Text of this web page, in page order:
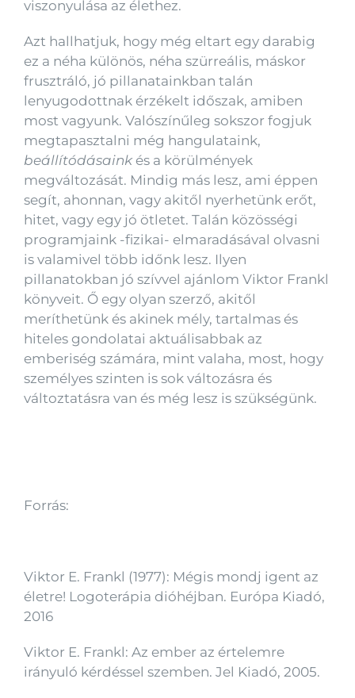
viszonyulása az élethez.
Azt hallhatjuk, hogy még eltart egy darabig
ez a néha különös, néha szürreális, máskor
frusztráló, jó pillanatainkban talán
lenyugodottnak érzékelt időszak, amiben
most vagyunk. Valószínűleg sokszor fogjuk
megtapasztalni még hangulataink,
beállítódásainkés a körülmények
megváltozását. Mindig más lesz, ami éppen
segít, ahonnan, vagy akitől nyerhetünk erőt,
hitet, vagy egy jó ötletet. Talán közösségi
programjaink -fizikai- elmaradásával olvasni
is valamivel több időnk lesz. Ilyen
pillanatokban jó szívvel ajánlom Viktor Frankl
könyveit. Ő egy olyan szerző, akitől
meríthetünk és akinek mély, tartalmas és
hiteles gondolatai aktuálisabbak az
emberiség számára, mint valaha, most, hogy
személyes szinten is sok változásra és
változtatásra van és még lesz is szükségünk.
Forrás:
Viktor E. Frankl (1977): Mégis mondj igent az
életre! Logoterápia dióhéjban. Európa Kiadó,
2016
Viktor E. Frankl: Az ember az értelemre
irányuló kérdéssel szemben. Jel Kiadó, 2005.